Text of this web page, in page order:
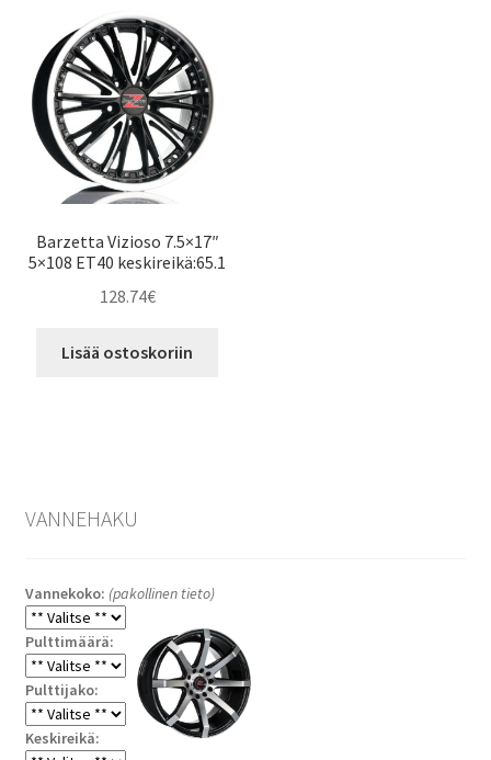
Barzetta Vizioso 7.5×17″
5×108 ET40 keskireikä:65.1
128.74€
Lisää ostoskoriin
VANNEHAKU
Vannekoko: (pakollinen tieto)
Pulttimäärä:
Pulttijako:
Keskireikä: